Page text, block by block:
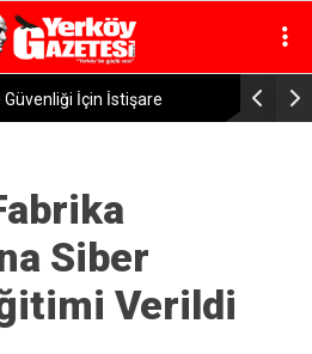
Uyuşturucu Operasyonu: 46 Sentetik
Siber
Verildi